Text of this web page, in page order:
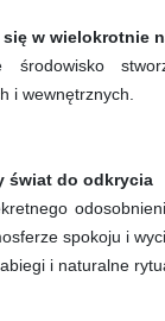
w wielokrotnie
środowisko
i wewnętrznych.
świat do odkrycia
spokoju i
i naturalne